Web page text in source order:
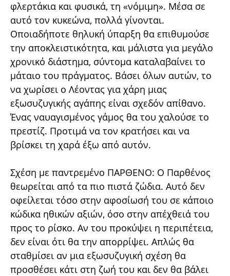
φλερτάκια και φυσικά, τη «νόμιμη». Μέσα σε
αυτό τον κυκεώνα, πολλά γίνονται.
Οποιαδήποτε θηλυκή ύπαρξη θα επιθυμούσε
την αποκλειστικότητα, και μάλιστα για μεγάλο
χρονικό διάστημα, σύντομα καταλαβαίνει το
μάταιο του πράγματος. Βάσει όλων αυτών, το
να χωρίσει ο Λέοντας για χάρη μιας
εξωσυζυγικής αγάπης είναι σχεδόν απίθανο.
Ένας ναυαγισμένος γάμος θα του χαλούσε το
πρεστίζ. Προτιμά να τον κρατήσει και να
βρίσκει τη χαρά έξω από αυτόν.
Σχέση με παντρεμένο ΠΑΡΘΕΝΟ: Ο Παρθένος
θεωρείται από τα πιο πιστά ζώδια. Αυτό δεν
οφείλεται τόσο στην αφοσίωσή του σε κάποιο
κώδικα ηθικών αξιών, όσο στην απέχθειά του
προς το ρίσκο. Αν του προκύψει η περιπέτεια,
δεν είναι ότι θα την απορρίψει. Απλώς θα
σταθμίσει αν μια εξωσυζυγική σχέση θα
προσθέσει κάτι στη ζωή του και δεν θα βάλει